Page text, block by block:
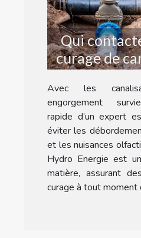
Qui
curage de
d’urgence à
Avec les
engorgement
rapide d’un expert
éviter les
et les nuisances
Hydro Energie est
matière, assurant
curage à tout moment